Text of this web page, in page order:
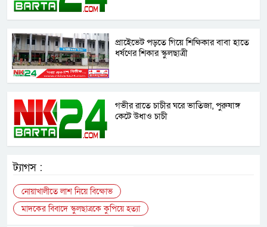
প্রাইেভেট পড়তে গিয়ে শিক্ষিকার বাবা হাতে
ধর্ষণের শিকার স্কুলছাত্রী
গভীর রাতে চাচীর ঘরে ভাতিজা, পুরুষাঙ্গ
কেটে উধাও চাচী
ট্যাগস :
নোয়াখালীতে লাশ নিয়ে বিক্ষোভ
মাদকের বিবাদে স্কুলছাত্রকে কুপিয়ে হত্যা